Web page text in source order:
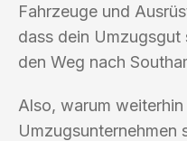
Fahrzeuge und
dass dein
den Weg nach
Also, warum weiterhin
Umzugsunternehmen